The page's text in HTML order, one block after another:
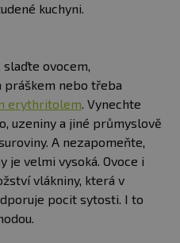
kuchyni.
slaďte ovocem,
nebo třeba
erythritolem. Vynechte
uzeniny a jiné průmyslově
A nezapomeňte,
je velmi vysoká. Ovoce i
vlákniny, která v
pocit sytosti. I to